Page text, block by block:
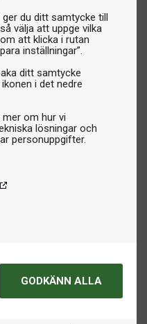
ger du ditt samtycke till
välja att uppge vilka
att klicka i rutan
inställningar”.
ditt samtycke
i det nedre
om hur vi
lösningar och
GODKÄNN ALLA